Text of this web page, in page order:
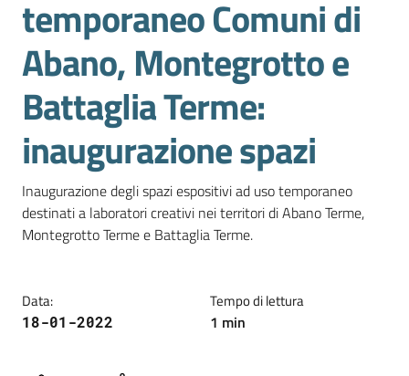
Impresa
Promuovere
Impresa
e
territorio
Tutelare
Consumatore
temporaneo Comuni di
Abano, Montegrotto e
Battaglia Terme:
inaugurazione spazi
Inaugurazione degli spazi espositivi ad uso temporaneo
destinati a laboratori creativi nei territori di Abano Terme,
Montegrotto Terme e Battaglia Terme.
Data:
18-01-2022
Tempo di lettura
1 min